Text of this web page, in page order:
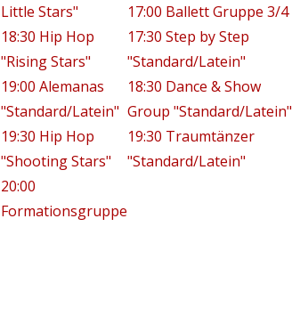
Little Stars"
18:30 Hip Hop
"Rising Stars"
19:00 Alemanas
"Standard/Latein"
19:30 Hip Hop
"Shooting Stars"
20:00
Formationsgruppe
17:00 Ballett Gruppe 3/4
17:30 Step by Step
"Standard/Latein"
18:30 Dance & Show
Group "Standard/Latein"
19:30 Traumtänzer
"Standard/Latein"